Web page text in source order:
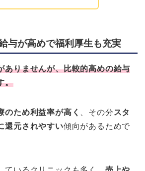
与が高めで福利厚生も充実
ありませんが、比較的高めの給与
。
のため利益率が高く 、その分 スタ
還元されやすい傾向があるためで